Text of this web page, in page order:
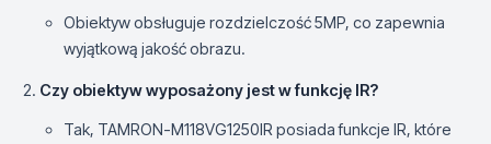
Obiektyw obsługuje rozdzielczość 5MP, co zapewnia
wyjątkową jakość obrazu.
Czy obiektyw wyposażony jest w funkcję IR?
Tak, TAMRON-M118VG1250IR posiada funkcje IR, które